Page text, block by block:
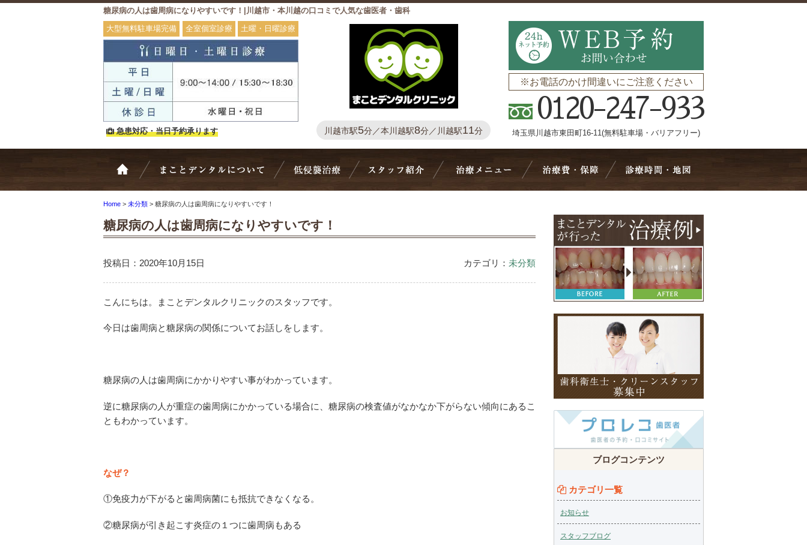
糖尿病の人は歯周病になりやすいです！|川越市・本川越の口コミで人気な歯医者・歯科
大型無料駐車場完備
全室個室診療 土曜・日曜診療
急患対応・当日予約承ります 川越市駅5分／本川越駅8分／川越駅11分
※お電話のかけ間違いにご注意ください
0120-247-933
埼玉県川越市東田町16-11(無料駐車場・バリアフリー)
ホーム Bivi歯科について 抜かない・削らない スタッフ紹介 治療メニュー 治療費・保証
Home > 未分類 > 糖尿病の人は歯周病になりやすいです！
糖尿病の人は歯周病になりやすいです！
投稿日：2020年10月15日 カテゴリ： 未分類
こんにちは。まことデンタルクリニックのスタッフです。
今日は歯周病と糖尿病の関係についてお話しをします。
糖尿病の人は歯周病にかかりやすい事がわかっています。
逆に糖尿病の人が重症の歯周病にかかっている場合に、糖尿病の検査値がなかなか下がらない傾向にあるこ
ともわかっています。
なぜ？
①免疫力が下がると歯周病菌にも抵抗できなくなる。
②糖尿病が引き起こす炎症の１つに歯周病もある
ブログコンテンツ
カテゴリ一覧
お知らせ
スタッフブログ